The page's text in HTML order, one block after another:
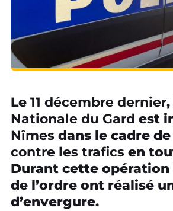
Le 11 décembre dernier
Nationale du Gard est
Nîmes dans le cadre de
contre les trafics en
Durant cette opération
de l’ordre ont réalisé
d’envergure.